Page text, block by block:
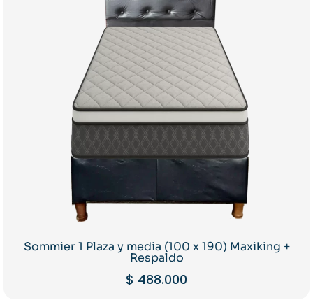
Sommier 1 Plaza y media (100 x 190) Maxiking +
Respaldo
$ 488.000